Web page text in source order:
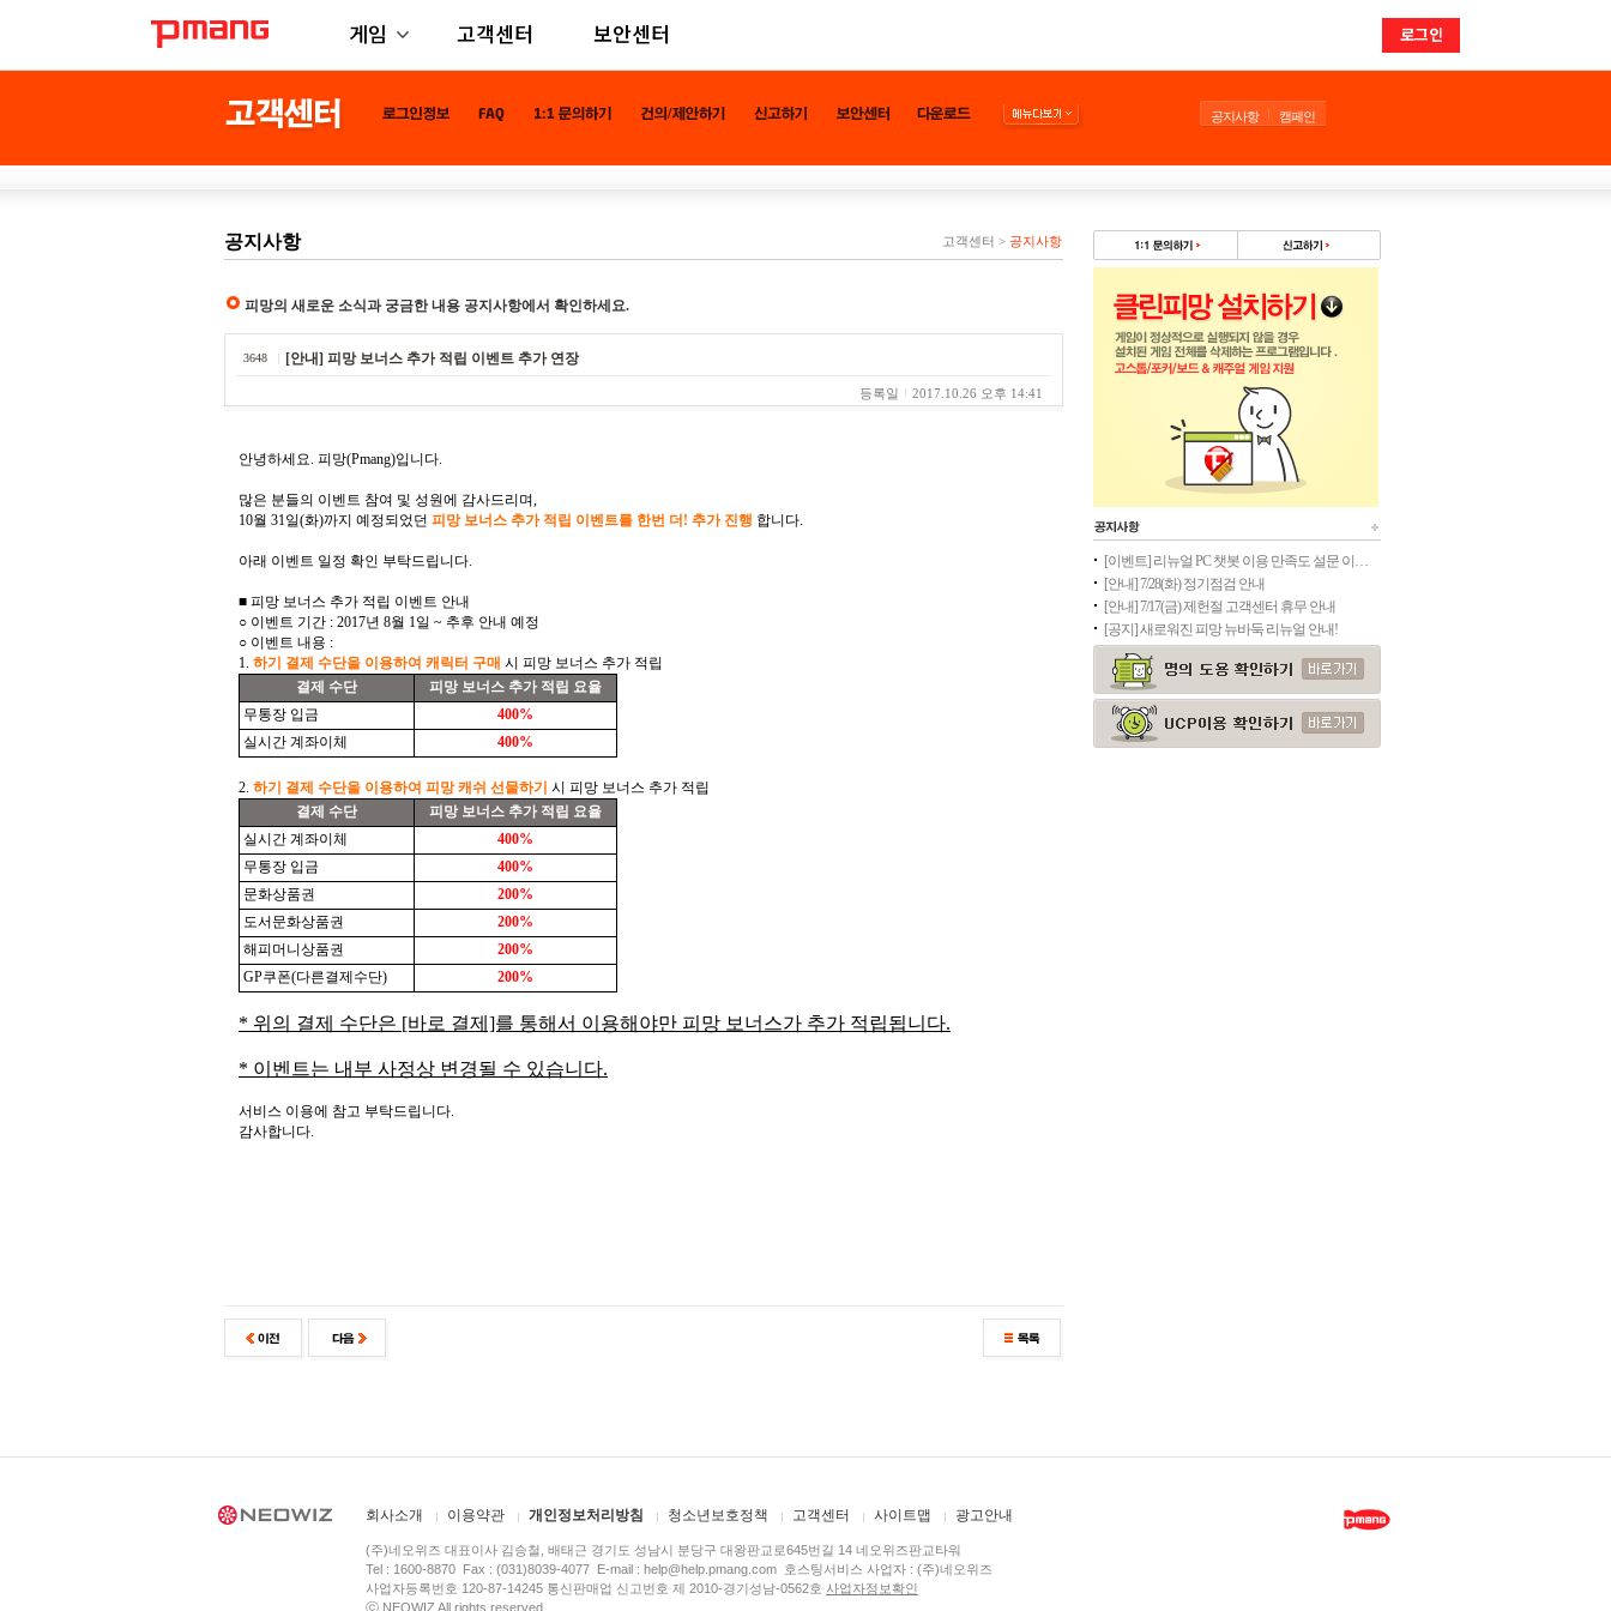
게임 고객센터 보안센터 로그인
공지사항 캠페인
공지사항 고객센터 > 공지사항
피망의 새로운 소식과 궁금한 내용 공지사항에서 확인하세요.
3648 [안내] 피망 보너스 추가 적립 이벤트 추가 연장
등록일 2017.10.26 오후 14:41
안녕하세요. 피망(Pmang)입니다.
많은 분들의 이벤트 참여 및 성원에 감사드리며,
10월 31일(화)까지 예정되었던 피망 보너스 추가 적립 이벤트를 한번 더! 추가 진행 합니다.
아래 이벤트 일정 확인 부탁드립니다.
■ 피망 보너스 추가 적립 이벤트 안내
○ 이벤트 기간 : 2017년 8월 1일 ~ 추후 안내 예정
○ 이벤트 내용 :
1. 하기 결제 수단을 이용하여 캐릭터 구매 시 피망 보너스 추가 적립
결제 수단
피망 보너스 추가 적립 요율
무통장 입금
400%
실시간 계좌이체
400%
2. 하기 결제 수단을 이용하여 피망 캐쉬 선물하기 시 피망 보너스 추가 적립
결제 수단
피망 보너스 추가 적립 요율
실시간 계좌이체
400%
무통장 입금
400%
문화상품권
200%
도서문화상품권
200%
해피머니상품권
200%
GP쿠폰(다른결제수단)
200%
* 위의 결제 수단은 [바로 결제]를 통해서 이용해야만 피망 보너스가 추가 적립됩니다.
* 이벤트는 내부 사정상 변경될 수 있습니다.
서비스 이용에 참고 부탁드립니다.
감사합니다.
[이벤트] 리뉴얼 PC 챗봇 이용 만족도 설문 이벤트
[안내] 7/28(화) 정기점검 안내
[안내] 7/17(금) 제헌절 고객센터 휴무 안내
[공지] 새로워진 피망 뉴바둑 리뉴얼 안내!
회사소개 이용약관 개인정보처리방침 청소년보호정책 고객센터 사이트맵 광고안내
(주)네오위즈 대표이사 김승철, 배태근 경기도 성남시 분당구 대왕판교로645번길 14 네오위즈판교타워
Tel : 1600-8870 Fax : (031)8039-4077 E-mail : help@help.pmang.com 호스팅서비스 사업자 : (주)네오위즈
사업자등록번호 120-87-14245 통신판매업 신고번호 제 2010-경기성남-0562호 사업자정보확인
ⓒ NEOWIZ All rights reserved.